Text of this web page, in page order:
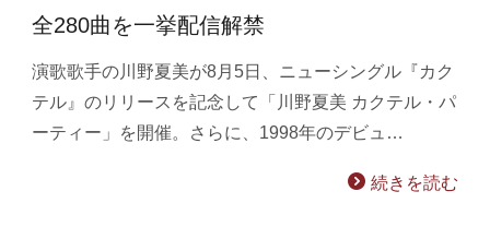
全280曲を一挙配信解禁
演歌歌手の川野夏美が8月5日、ニューシングル『カク
テル』のリリースを記念して「川野夏美 カクテル・パ
ーティー」を開催。さらに、1998年のデビュ…
続きを読む